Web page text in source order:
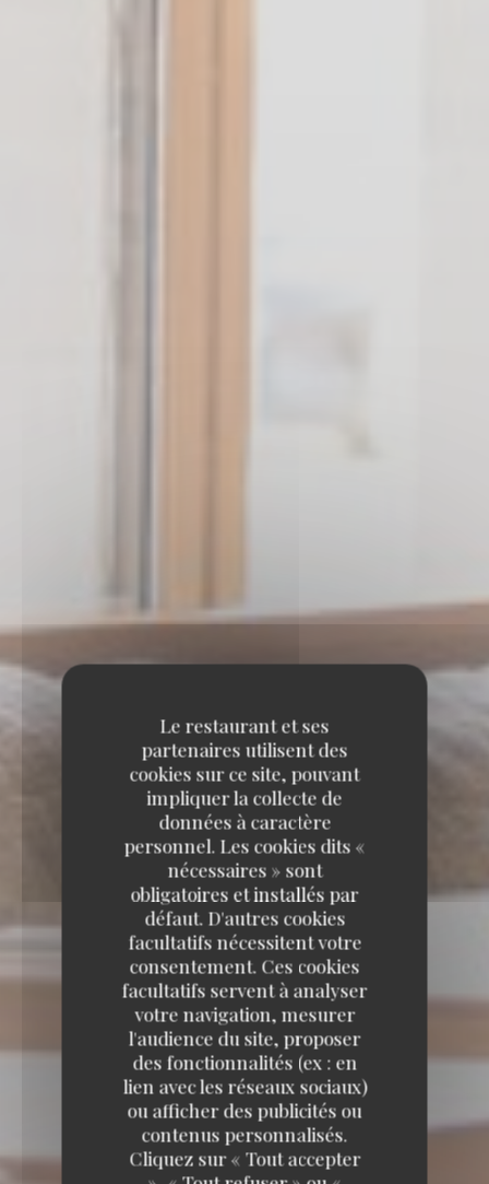
Le restaurant et ses
partenaires utilisent des
cookies sur ce site, pouvant
impliquer la collecte de
données à caractère
personnel. Les cookies dits «
nécessaires » sont
obligatoires et installés par
défaut. D'autres cookies
facultatifs nécessitent votre
consentement. Ces cookies
facultatifs servent à analyser
votre navigation, mesurer
l'audience du site, proposer
des fonctionnalités (ex : en
lien avec les réseaux sociaux)
ou afficher des publicités ou
contenus personnalisés.
Cliquez sur « Tout accepter